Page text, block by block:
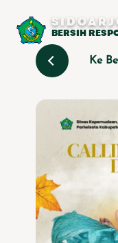
BERSIH
Ke